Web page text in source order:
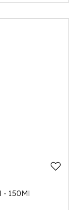
- 150Ml